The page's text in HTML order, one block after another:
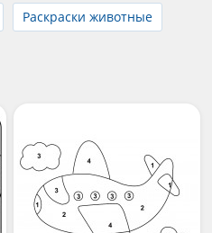
Раскраски животные